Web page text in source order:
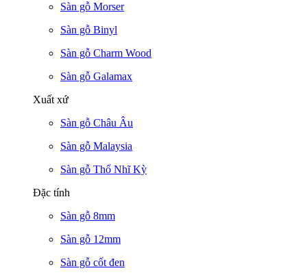
Sàn gỗ Morser
Sàn gỗ Binyl
Sàn gỗ Charm Wood
Sàn gỗ Galamax
Xuất xứ
Sàn gỗ Châu Âu
Sàn gỗ Malaysia
Sàn gỗ Thổ Nhĩ Kỳ
Đặc tính
Sàn gỗ 8mm
Sàn gỗ 12mm
Sàn gỗ cốt đen